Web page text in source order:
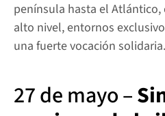
península hasta el
alto nivel, entornos
una fuerte vocación solidaria.
27 de mayo –